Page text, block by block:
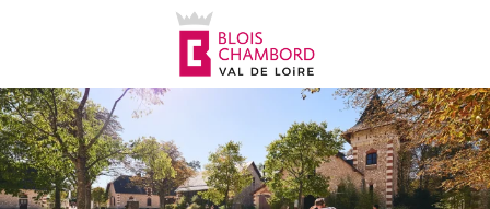
principal